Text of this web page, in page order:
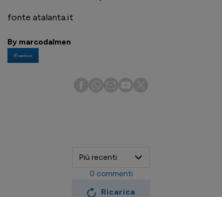
fonte atalanta.it
By marcodalmen
Ricarica
0 commenti